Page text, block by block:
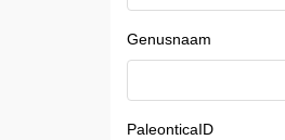
Genusnaam
PaleonticaID